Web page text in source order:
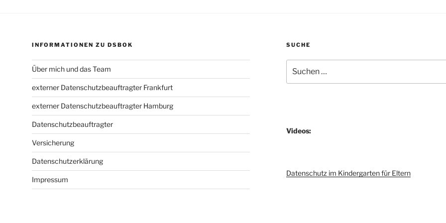
INFORMATIONEN ZU DSBOK
Über mich und das Team
externer Datenschutzbeauftragter Frankfurt
externer Datenschutzbeauftragter Hamburg
Datenschutzbeauftragter
Versicherung
Datenschutzerklärung
Impressum
SUCHE
nach:
Videos:
Datenschutz im Kindergarten für Eltern